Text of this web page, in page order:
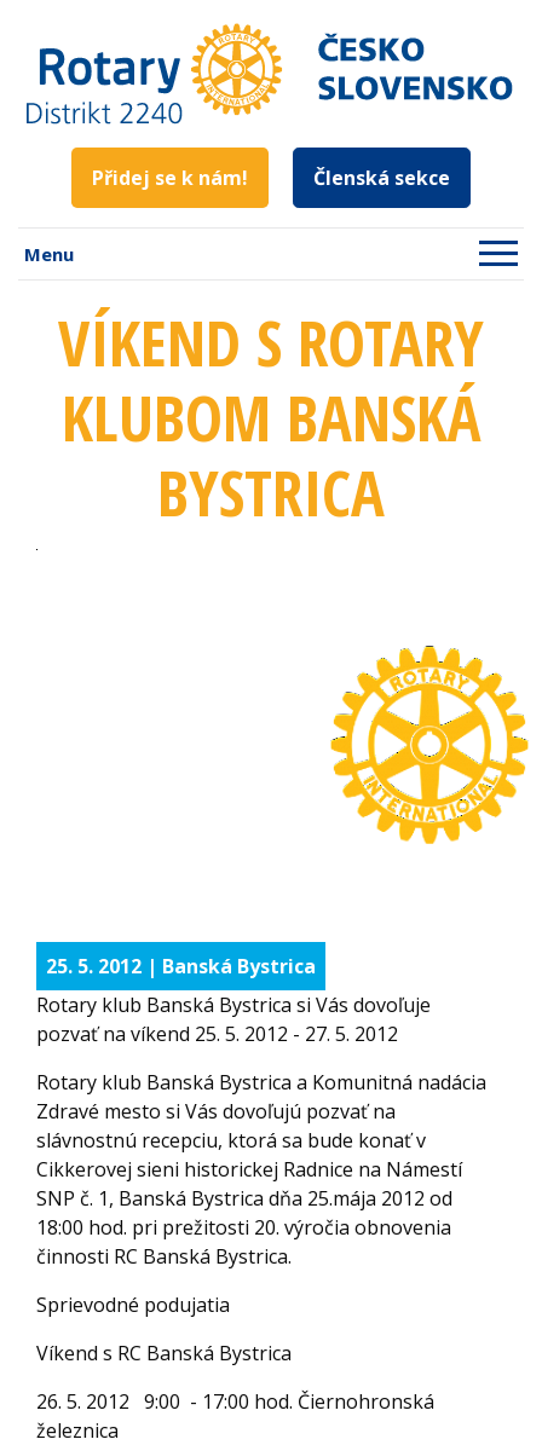
Přidej se k nám! Členská sekce
Menu
VÍKEND S ROTARY
KLUBOM BANSKÁ
BYSTRICA
25. 5. 2012 | Banská Bystrica
Rotary klub Banská Bystrica si Vás dovoľuje
pozvať na víkend 25. 5. 2012 - 27. 5. 2012
Rotary klub Banská Bystrica a Komunitná nadácia
Zdravé mesto si Vás dovoľujú pozvať na
slávnostnú recepciu, ktorá sa bude konať v
Cikkerovej sieni historickej Radnice na Námestí
SNP č. 1, Banská Bystrica dňa 25.mája 2012 od
18:00 hod. pri prežitosti 20. výročia obnovenia
činnosti RC Banská Bystrica.
Sprievodné podujatia
Víkend s RC Banská Bystrica
26. 5. 2012 9:00 - 17:00 hod. Čiernohronská
železnica